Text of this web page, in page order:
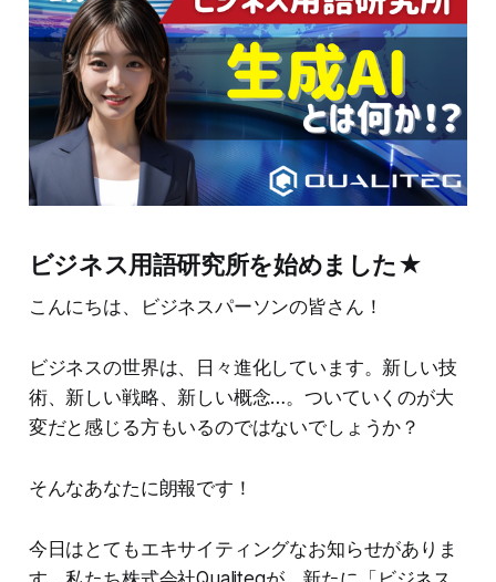
ビジネス用語研究所を始めました★
こんにちは、ビジネスパーソンの皆さん！
ビジネスの世界は、日々進化しています。新しい技
術、新しい戦略、新しい概念…。ついていくのが大
変だと感じる方もいるのではないでしょうか？
そんなあなたに朗報です！
今日はとてもエキサイティングなお知らせがありま